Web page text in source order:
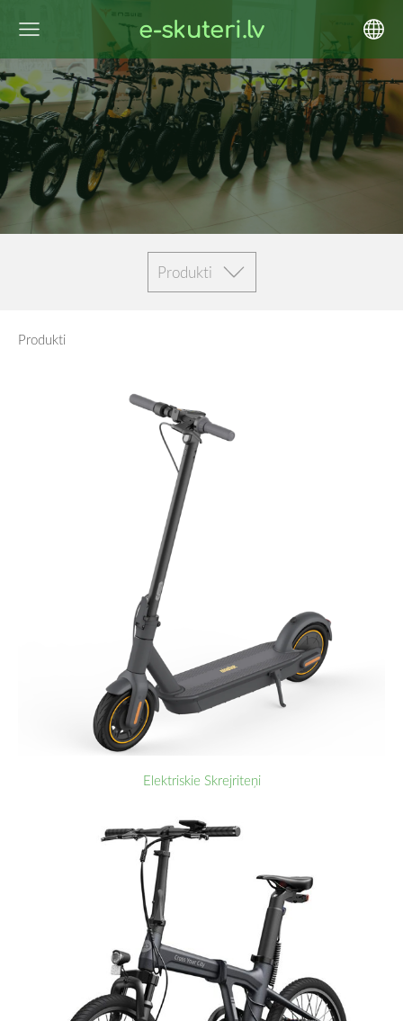
e-skuteri.lv
Produkti
Produkti
Elektriskie Skrejriteņi